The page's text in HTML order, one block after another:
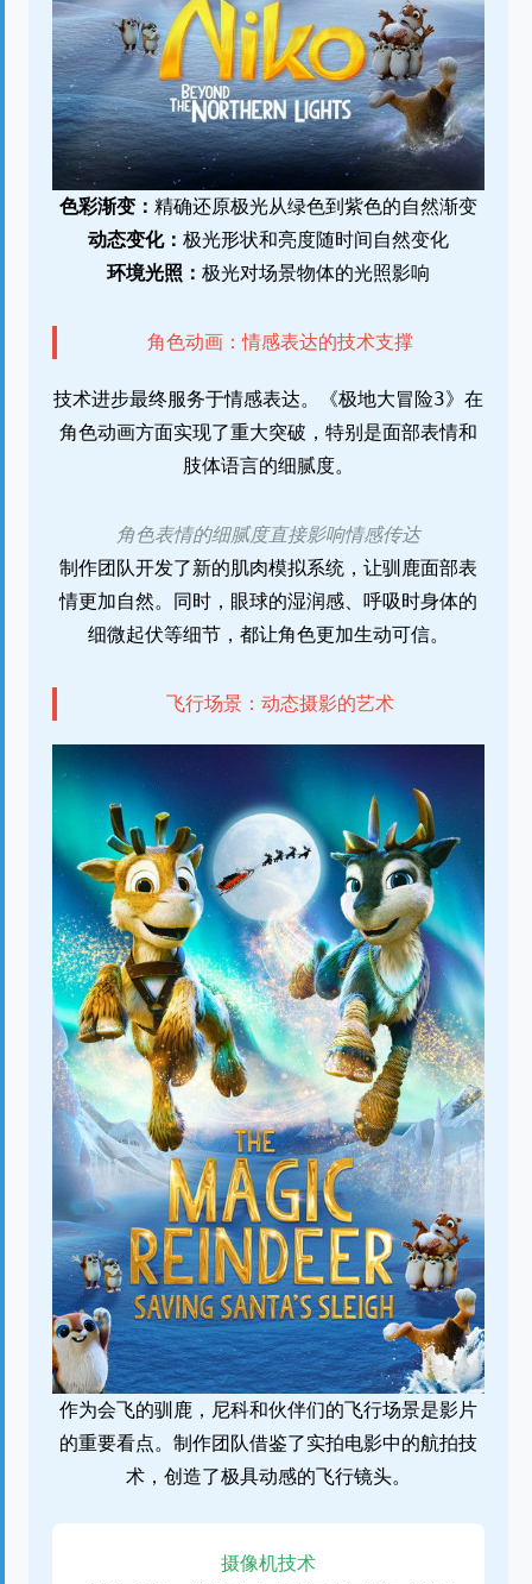
色彩渐变： 精确还原极光从绿色到紫色的自然渐变
动态变化： 极光形状和亮度随时间自然变化
环境光照： 极光对场景物体的光照影响
角色动画：情感表达的技术支撑
技术进步最终服务于情感表达。《极地大冒险3》在
角色动画方面实现了重大突破，特别是面部表情和
肢体语言的细腻度。
角色表情的细腻度直接影响情感传达
制作团队开发了新的肌肉模拟系统，让驯鹿面部表
情更加自然。同时，眼球的湿润感、呼吸时身体的
细微起伏等细节，都让角色更加生动可信。
飞行场景：动态摄影的艺术
作为会飞的驯鹿，尼科和伙伴们的飞行场景是影片
的重要看点。制作团队借鉴了实拍电影中的航拍技
术，创造了极具动感的飞行镜头。
摄像机技术